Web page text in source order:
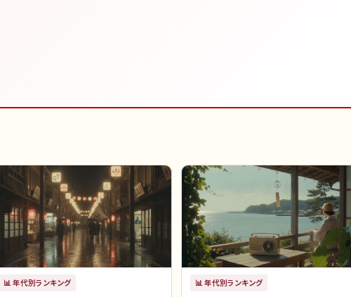
📊年代別ランキング 📊年代別ランキング